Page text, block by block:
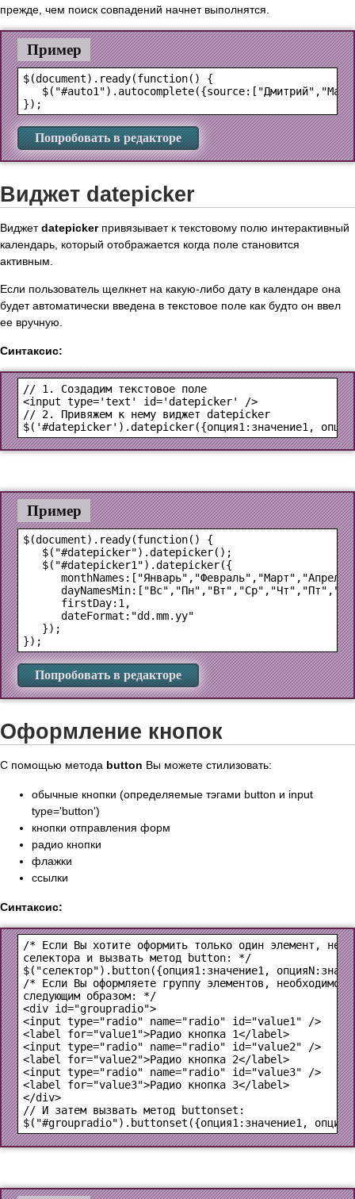
прежде, чем поиск совпадений начнет выполнятся.
Пример
$(document).ready(function() {
Попробовать в редакторе
Виджет datepicker
Виджетdatepickerпривязывает к текстовому полю интерактивный
календарь, который отображается когда поле становится
активным.
Если пользователь щелкнет на какую-либо дату в календаре она
будет автоматически введена в текстовое поле как будто он ввел
ее вручную.
Синтаксис:
<input type='text' id='datepicker' />
$('#datepicker').datepicker({опция1:значение1,
Пример
$(document).ready(function() {
   $("#datepicker").datepicker();
   $("#datepicker1").datepicker({
      firstDay:1,
      dateFormat:"dd.mm.yy"
   });
Попробовать в редакторе
Оформление кнопок
С помощью метода button Вы можете стилизовать:
обычные кнопки (определяемые тэгами button и input
type='button')
кнопки отправления форм
радио кнопки
флажки
ссылки
Синтаксис:
/* Если Вы хотите оформить только один элемент,
$("селектор").button({опция1:значение1,
/* Если Вы оформляете группу элементов, необходимо
<div id="groupradio">
<input type="radio" name="radio" id="value1" />
<label for="value1">Радио кнопка 1</label>
<input type="radio" name="radio" id="value2" />
<label for="value2">Радио кнопка 2</label>
<input type="radio" name="radio" id="value3" />
<label for="value3">Радио кнопка 3</label>
</div>
$("#groupradio").buttonset({опция1:значение1,